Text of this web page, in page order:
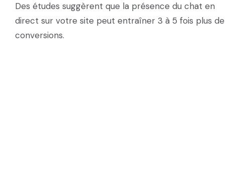
Des études suggèrent que la présence du chat en
direct sur votre site peut entraîner 3 à 5 fois plus de
conversions.